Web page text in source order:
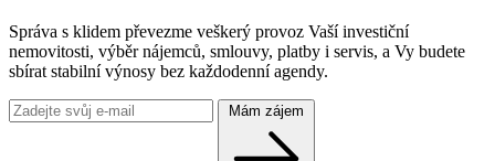
Správa s klidem převezme veškerý provoz Vaší investiční
nemovitosti, výběr nájemců, smlouvy, platby i servis, a Vy budete
sbírat stabilní výnosy bez každodenní agendy.
Mám zájem